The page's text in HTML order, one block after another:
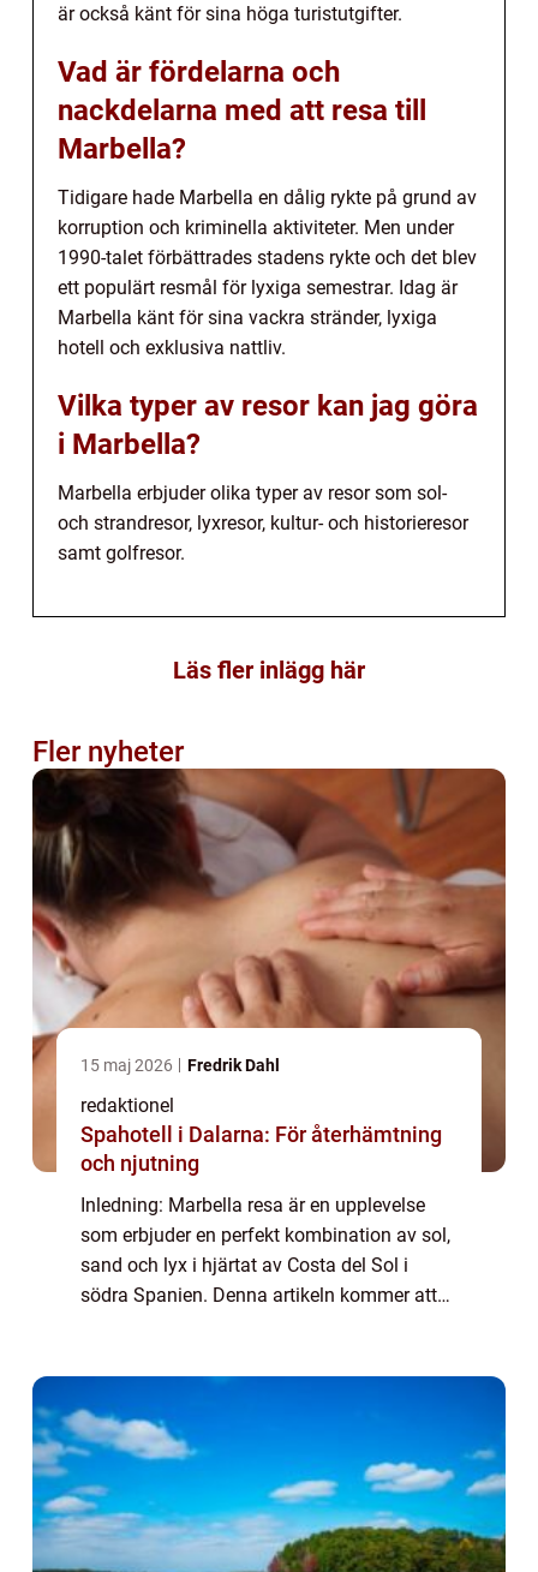
är också känt för sina höga turistutgifter.
Vad är fördelarna och
nackdelarna med att resa till
Marbella?
Tidigare hade Marbella en dålig rykte på grund av
korruption och kriminella aktiviteter. Men under
1990-talet förbättrades stadens rykte och det blev
ett populärt resmål för lyxiga semestrar. Idag är
Marbella känt för sina vackra stränder, lyxiga
hotell och exklusiva nattliv.
Vilka typer av resor kan jag göra
i Marbella?
Marbella erbjuder olika typer av resor som sol-
och strandresor, lyxresor, kultur- och historieresor
samt golfresor.
Läs fler inlägg här
Fler nyheter
15 maj 2026 Fredrik Dahl
redaktionel
Spahotell i Dalarna: För återhämtning
och njutning
Inledning: Marbella resa är en upplevelse
som erbjuder en perfekt kombination av sol,
sand och lyx i hjärtat av Costa del Sol i
södra Spanien. Denna artikeln kommer att